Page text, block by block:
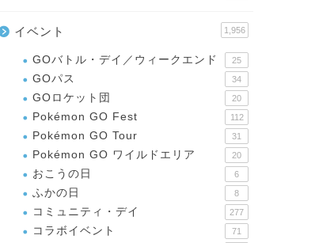
イベント 1,956
GOバトル・デイ／ウィークエンド 25
GOパス 34
GOロケット団 20
Pokémon GO Fest 112
Pokémon GO Tour 31
Pokémon GO ワイルドエリア 20
おこうの日 6
ふかの日 8
コミュニティ・デイ 277
コラボイベント 71